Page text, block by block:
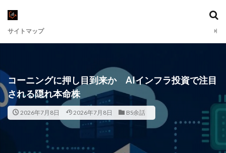
サイトマップ
コーニングに押し目到来か AIインフラ投資で注目
される隠れ本命株
2026年7月8日 2026年7月8日 BS余話